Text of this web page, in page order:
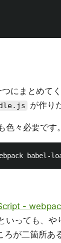
にまとめて
が作り
色々必要です。
-
いっても、
が二箇所あ